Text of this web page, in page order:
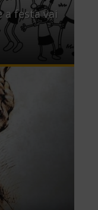
a festa vai